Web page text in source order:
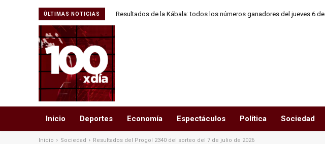
ÚLTIMAS NOTICIAS
Resultados de la Kábala: todos los números ganadores del jueves 6 de
Inicio Deportes Economía Espectáculos Política Sociedad
Inicio Sociedad Resultados del Progol 2340 del sorteo del 7 de julio de 2026